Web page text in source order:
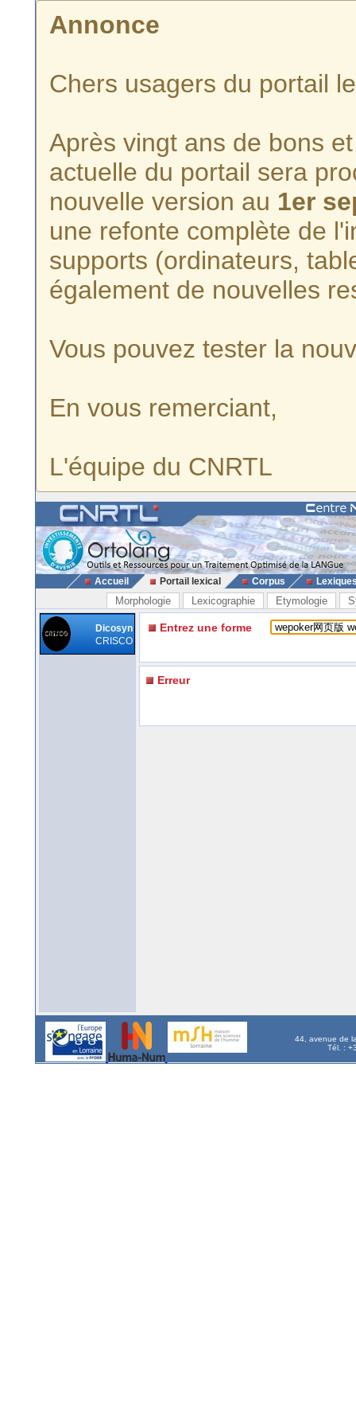
Annonce
Chers usagers du portail
Après vingt ans de bons
actuelle du portail sera
nouvelle version au 1er
une refonte complète de
supports (ordinateurs,
également de nouvelles
Vous pouvez tester la
En vous remerciant,
L'équipe du CNRTL
Accueil Portail lexical Corpus
Morphologie Lexicographie Etymologie
Dicosyn
CRISCO
Entrez une forme
Erreur
44, avenue de
Tél. :